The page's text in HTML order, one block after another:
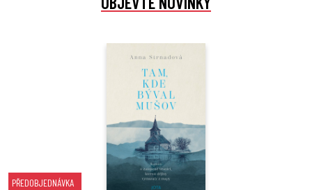
PŘEDOBJEDNÁVKA